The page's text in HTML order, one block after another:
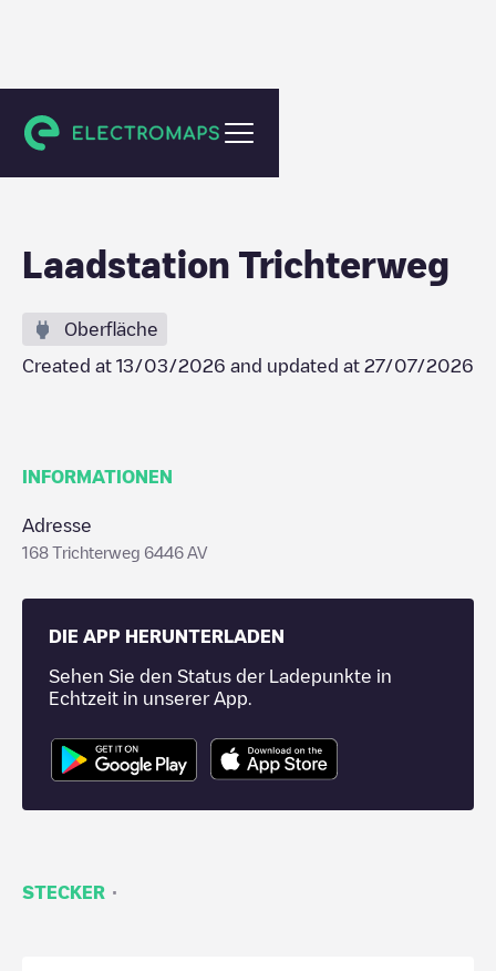
Brunssum
Laadstation Trichterweg
Oberfläche
Created at 13/03/2026 and updated at 27/07/2026
INFORMATIONEN
Adresse
168 Trichterweg 6446 AV
DIE APP HERUNTERLADEN
Sehen Sie den Status der Ladepunkte in
Echtzeit in unserer App.
STECKER ·